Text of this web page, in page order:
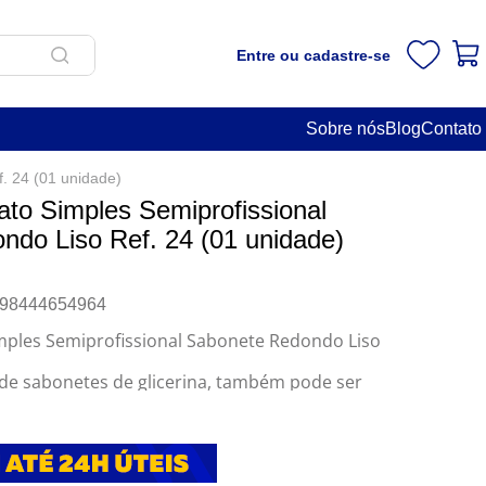
Entre ou cadastre-se
Sobre nósBlogContato
24 (01 unidade)
Simples Semiprofissional
Liso Ref. 24 (01 unidade)
Semiprofissional Sabonete Redondo Liso
sabonetes de glicerina, também pode ser